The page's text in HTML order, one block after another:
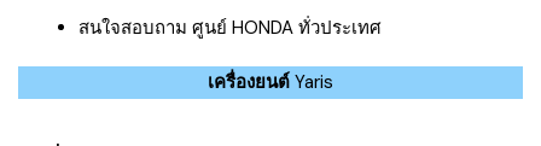
สนใจสอบถาม ศูนย์ HONDA ทั่วประเทศ
เครื่องยนต์ Yaris